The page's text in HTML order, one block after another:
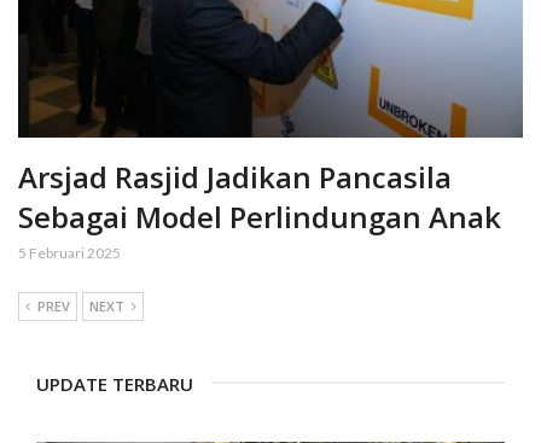
Arsjad Rasjid Jadikan Pancasila
Sebagai Model Perlindungan Anak
5 Februari 2025
PREV NEXT
UPDATE TERBARU